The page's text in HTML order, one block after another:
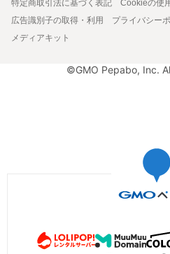
特定商取引法に基づく表記
Cookieの使
広告識別子の取得・利用
プライバシー
メディアキット
©GMO Pepabo, Inc.